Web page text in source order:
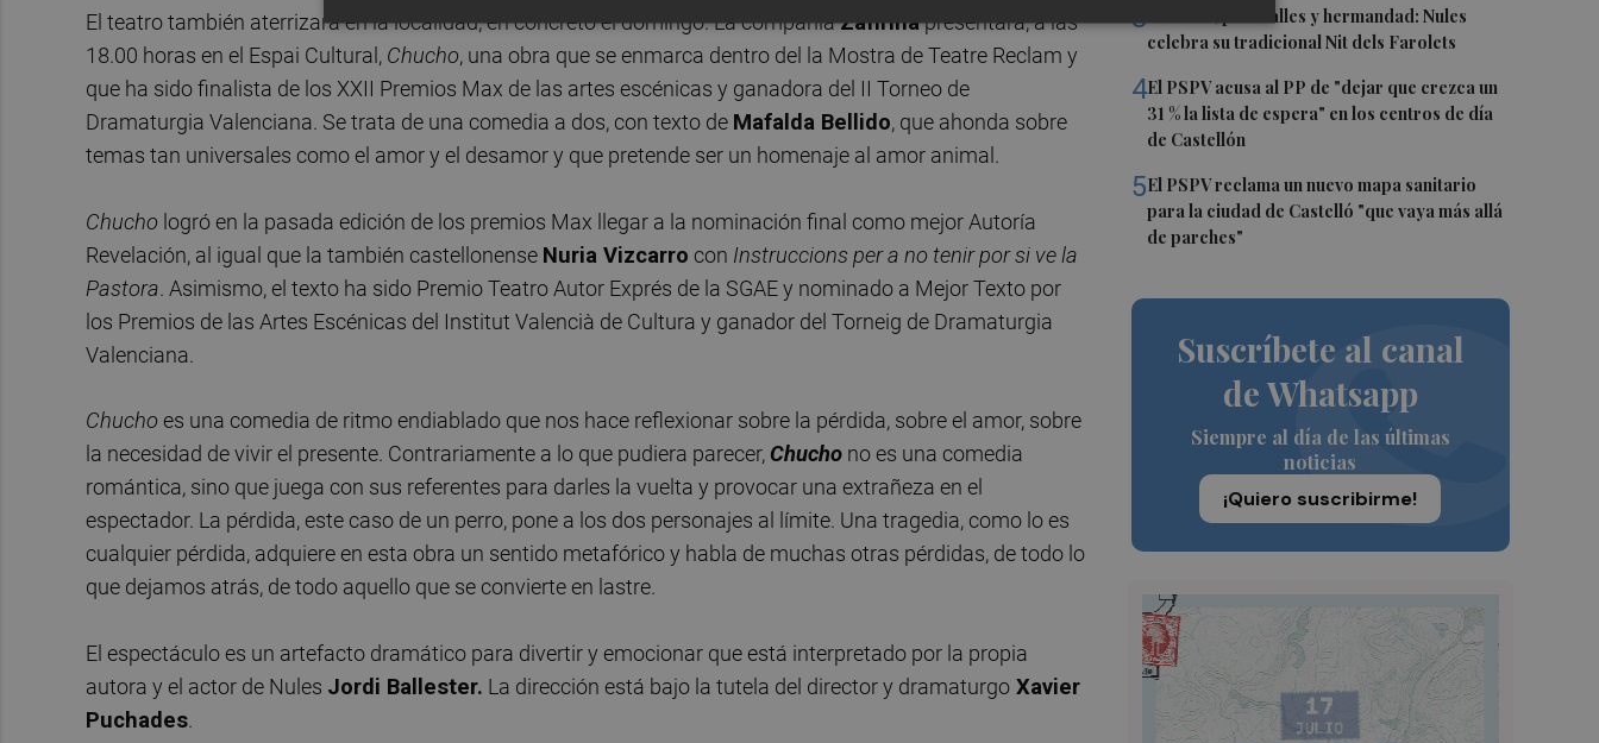
3 Talleres, pasacalles y hermandad: Nules
celebra su tradicional Nit dels Farolets
4El PSPV acusa al PP de "dejar que crezca un
31 % la lista de espera" en los centros de día
de Castellón
5El PSPV reclama un nuevo mapa sanitario
para la ciudad de Castelló "que vaya más allá
de parches"
Suscríbete al canal
de Whatsapp
Siempre al día de las últimas
noticias
¡Quiero suscribirme!
El teatro también aterrizará en la localidad, en concreto el domingo. La compañíaZafirinapresentará, a las
18.00 horas en el Espai Cultural, Chucho, una obra que se enmarca dentro del la Mostra de Teatre Reclam y
que ha sido finalista de los XXII Premios Max de las artes escénicas y ganadora del II Torneo de
Dramaturgia Valenciana. Se trata de una comedia a dos, con texto de Mafalda Bellido, que ahonda sobre
temas tan universales como el amor y el desamor y que pretende ser un homenaje al amor animal.
Chucho logró en la pasada edición de los premios Max llegar a la nominación final como mejor Autoría
Revelación, al igual que la también castellonense Nuria Vizcarro con Instruccions per a no tenir por si ve la
Pastora. Asimismo, el texto ha sido Premio Teatro Autor Exprés de la SGAE y nominado a Mejor Texto por
los Premios de las Artes Escénicas del Institut Valencià de Cultura y ganador del Torneig de Dramaturgia
Valenciana.
Chucho es una comedia de ritmo endiablado que nos hace reflexionar sobre la pérdida, sobre el amor, sobre
la necesidad de vivir el presente. Contrariamente a lo que pudiera parecer, Chucho no es una comedia
romántica, sino que juega con sus referentes para darles la vuelta y provocar una extrañeza en el
espectador. La pérdida, este caso de un perro, pone a los dos personajes al límite. Una tragedia, como lo es
cualquier pérdida, adquiere en esta obra un sentido metafórico y habla de muchas otras pérdidas, de todo lo
que dejamos atrás, de todo aquello que se convierte en lastre.
El espectáculo es un artefacto dramático para divertir y emocionar que está interpretado por la propia
autora y el actor de Nules Jordi Ballester. La dirección está bajo la tutela del director y dramaturgo Xavier
Puchades.